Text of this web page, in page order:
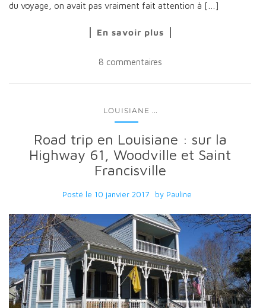
du voyage, on avait pas vraiment fait attention à […]
En savoir plus
8 commentaires
LOUISIANE
Road trip en Louisiane : sur la
Highway 61, Woodville et Saint
Francisville
Posté le 10 janvier 2017 by Pauline